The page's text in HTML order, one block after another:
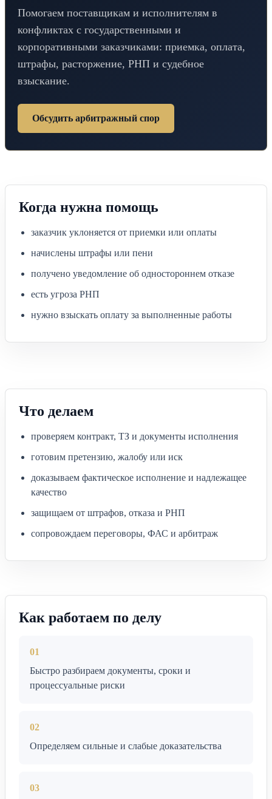
Помогаем поставщикам и исполнителям в
конфликтах с государственными и
корпоративными заказчиками: приемка, оплата,
штрафы, расторжение, РНП и судебное
взыскание.
Обсудить арбитражный спор
Когда нужна помощь
заказчик уклоняется от приемки или оплаты
начислены штрафы или пени
получено уведомление об одностороннем отказе
есть угроза РНП
нужно взыскать оплату за выполненные работы
Что делаем
проверяем контракт, ТЗ и документы исполнения
готовим претензию, жалобу или иск
доказываем фактическое исполнение и надлежащее
качество
защищаем от штрафов, отказа и РНП
сопровождаем переговоры, ФАС и арбитраж
Как работаем по делу
01
Быстро разбираем документы, сроки и
процессуальные риски
02
Определяем сильные и слабые доказательства
03